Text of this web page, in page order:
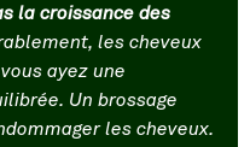
la croissance des
les cheveux
ayez une
Un brossage
les cheveux.